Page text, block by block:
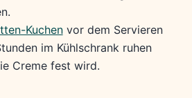
Kuchenvor dem Servieren
im Kühlschrank ruhen
Creme fest wird.